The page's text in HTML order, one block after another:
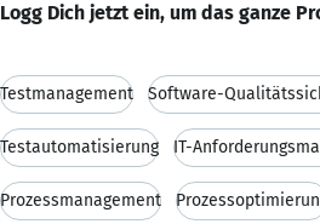
Logg Dich jetzt ein, um das ganze
Testmanagement Software-
Testautomatisierung IT-
Prozessmanagement